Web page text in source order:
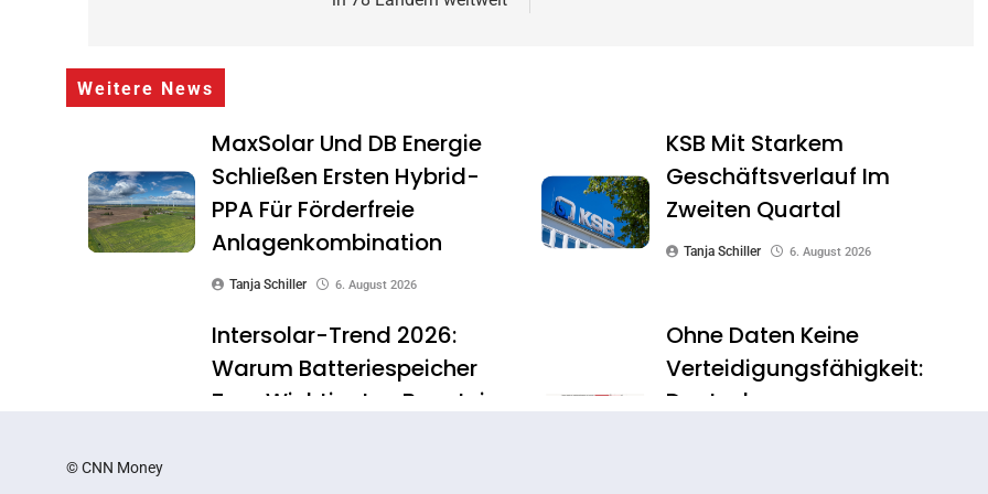
Weitere News
MaxSolar Und DB Energie
Schließen Ersten Hybrid-
PPA Für Förderfreie
Anlagenkombination
Tanja Schiller 6. August 2026
KSB Mit Starkem
Geschäftsverlauf Im
Zweiten Quartal
Tanja Schiller 6. August 2026
Intersolar-Trend 2026:
Warum Batteriespeicher
Zum Wichtigsten Baustein
Ohne Daten Keine
Verteidigungsfähigkeit:
Deutsche
© CNN Money